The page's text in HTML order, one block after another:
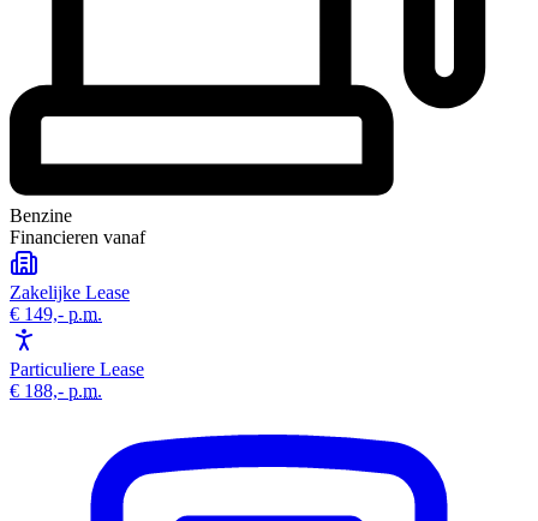
Benzine
Financieren vanaf
Zakelijke Lease
€ 149,- p.m.
Particuliere Lease
€ 188,- p.m.